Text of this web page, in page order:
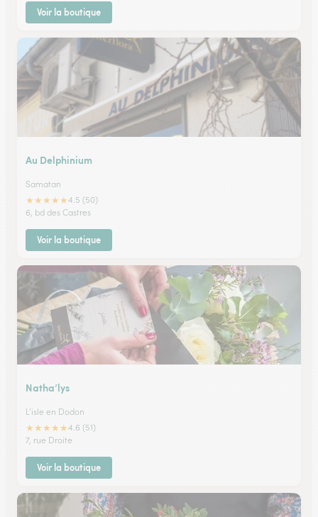
Voir la boutique
Au Delphinium
Samatan
★★★★★4.5 (50)
6, bd des Castres
Voir la boutique
Natha’lys
L'isle en Dodon
★★★★★4.6 (51)
7, rue Droite
Voir la boutique